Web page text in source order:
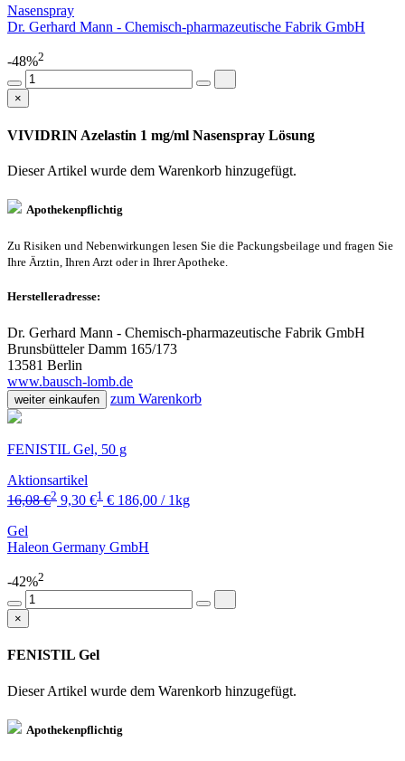
Nasenspray
Dr. Gerhard Mann - Chemisch-pharmazeutische Fabrik GmbH
-48%2
×
VIVIDRIN Azelastin 1 mg/ml Nasenspray Lösung
Dieser Artikel wurde dem Warenkorb hinzugefügt.
Apothekenpflichtig
Zu Risiken und Nebenwirkungen lesen Sie die Packungsbeilage und fragen Sie
Ihre Ärztin, Ihren Arzt oder in Ihrer Apotheke.
Herstelleradresse:
Dr. Gerhard Mann - Chemisch-pharmazeutische Fabrik GmbH
Brunsbütteler Damm 165/173
13581 Berlin
www.bausch-lomb.de
weiter einkaufen zum Warenkorb
FENISTIL Gel, 50 g
Aktionsartikel
16,08 €2 9,30 €1 € 186,00 / 1kg
Gel
Haleon Germany GmbH
-42%2
×
FENISTIL Gel
Dieser Artikel wurde dem Warenkorb hinzugefügt.
Apothekenpflichtig